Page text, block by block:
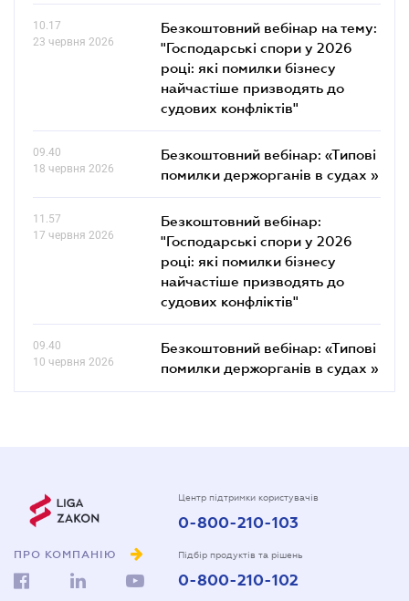
10.17
23 червня 2026
Безкоштовний вебінар на тему:
"Господарські спори у 2026
році: які помилки бізнесу
найчастіше призводять до
судових конфліктів"
09.40
18 червня 2026
Безкоштовний вебінар: «Типові
помилки держорганів в судах »
11.57
17 червня 2026
Безкоштовний вебінар:
"Господарські спори у 2026
році: які помилки бізнесу
найчастіше призводять до
судових конфліктів"
09.40
10 червня 2026
Безкоштовний вебінар: «Типові
помилки держорганів в судах »
ПРО КОМПАНІЮ
Центр підтримки користувачів
0-800-210-103
Підбір продуктів та рішень
0-800-210-102